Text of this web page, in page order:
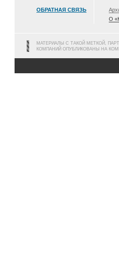
ОБРАТНАЯ СВЯЗЬ
О
МАТЕРИАЛЫ С ТАКОЙ МЕТКОЙ,
КОМПАНИЙ ОПУБЛИКОВАНЫ НА